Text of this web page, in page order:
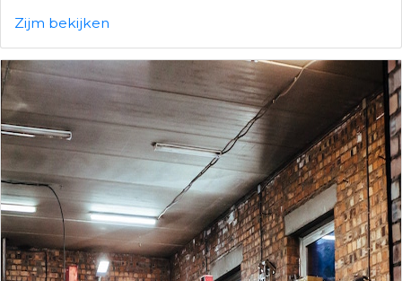
Zijm bekijken